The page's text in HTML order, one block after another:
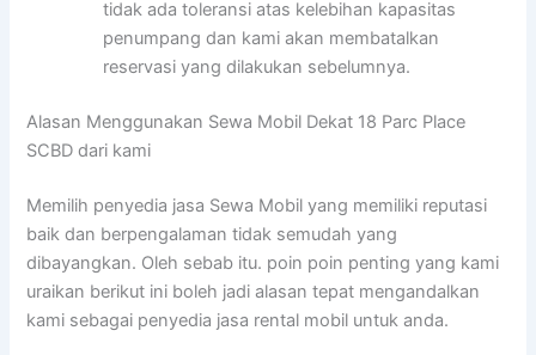
tidak ada toleransi atas kelebihan kapasitas
penumpang dan kami akan membatalkan
reservasi yang dilakukan sebelumnya.
Alasan Menggunakan Sewa Mobil Dekat 18 Parc Place
SCBD dari kami
Memilih penyedia jasa Sewa Mobil yang memiliki reputasi
baik dan berpengalaman tidak semudah yang
dibayangkan. Oleh sebab itu. poin poin penting yang kami
uraikan berikut ini boleh jadi alasan tepat mengandalkan
kami sebagai penyedia jasa rental mobil untuk anda.